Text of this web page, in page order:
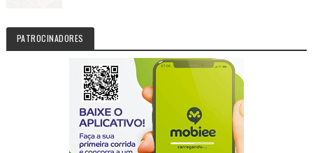
PATROCINADORES